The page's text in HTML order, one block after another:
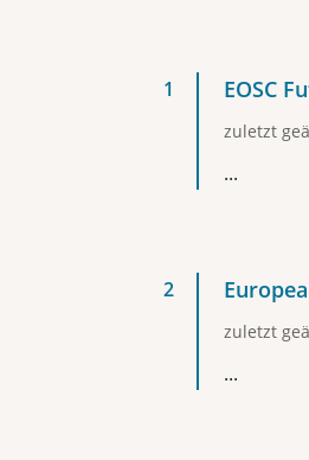
EOSC
zuletzt
...
zuletzt
...